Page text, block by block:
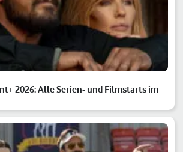
2026: Alle Serien- und Filmstarts im